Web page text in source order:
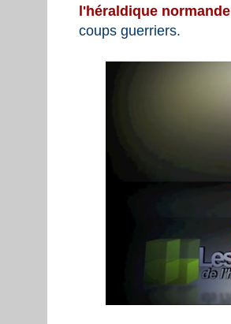
l'héraldique normande
coups guerriers.